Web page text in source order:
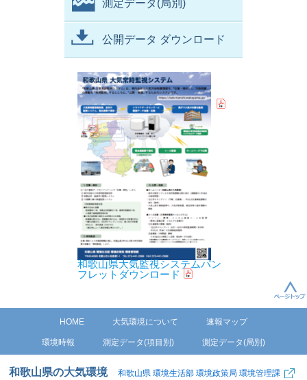
測定データ(局別)
公開データ ダウンロード
和歌山県大気監視システムパン
フレットダウンロード
HOME 大気環境について 速報マップ
環境時報 測定データ(項目別) 測定データ(局別)
和歌山県の大気環境 和歌山県 環境生活部 環境政策局 環境管理課